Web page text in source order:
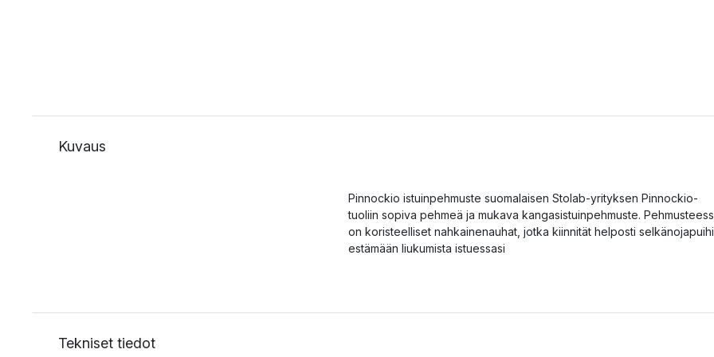
Kuvaus
Pinnockio istuinpehmuste suomalaisen Stolab-yrityksen Pinnockio-
tuoliin sopiva pehmeä ja mukava kangasistuinpehmuste.
on koristeelliset nahkainenauhat, jotka kiinnität helposti
estämään liukumista istuessasi
Tekniset tiedot